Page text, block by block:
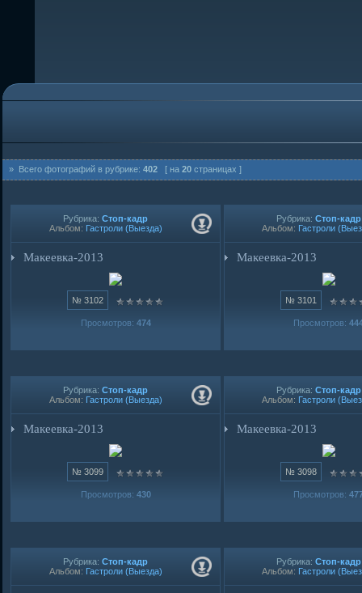
» Всего фотографий в рубрике: 402 [ на 20 страницах ]
Рубрика: Стоп-кадр
Альбом: Гастроли (Выезда)
Макеевка-2013
№ 3102
Просмотров: 474
Рубрика: Стоп-кадр
Альбом: Гастроли
Макеевка-2013
№ 3101
Просмотров:
Рубрика: Стоп-кадр
Альбом: Гастроли (Выезда)
Макеевка-2013
№ 3099
Просмотров: 430
Рубрика: Стоп-кадр
Альбом: Гастроли
Макеевка-2013
№ 3098
Просмотров:
Рубрика: Стоп-кадр
Альбом: Гастроли (Выезда)
Рубрика: Стоп-кадр
Альбом: Гастроли